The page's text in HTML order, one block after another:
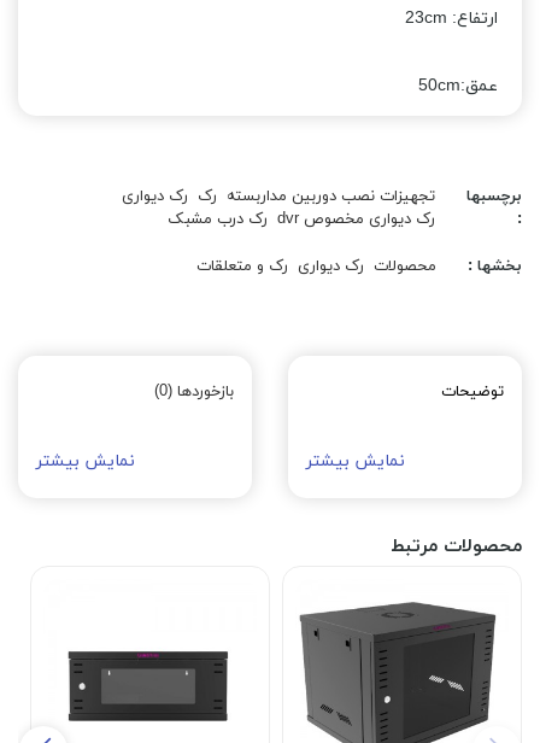
ارتفاع: 23cm
عمق:50cm
برچسبها
:
تجهیزات نصب دوربین مداربسته رک رک دیواری
رک دیواری مخصوص dvr
رک درب مشبک
بخشها : محصولات رک دیواری رک و متعلقات
توضیحات
نمایش بیشتر
بازخوردها (0)
نمایش بیشتر
محصولات مرتبط